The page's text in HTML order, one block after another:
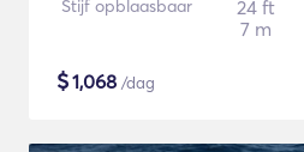
Stijf opblaasbaar
24 ft
7 m
$1,068 /dag